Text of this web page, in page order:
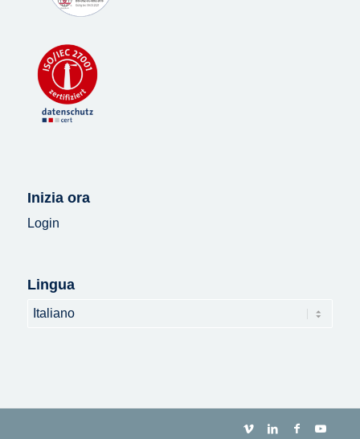
Inizia ora
Login
Lingua